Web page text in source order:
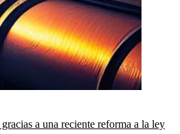
gracias a una reciente reforma a la ley